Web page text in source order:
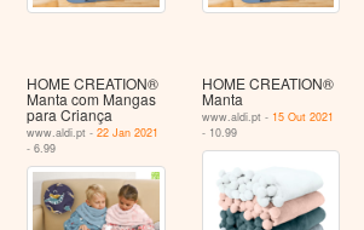
HOME CREATION®
Manta com Mangas
para Criança
www.aldi.pt -22 Jan 2021
- 6.99
HOME CREATION®
Manta
www.aldi.pt - 15 Out 2021
- 10.99